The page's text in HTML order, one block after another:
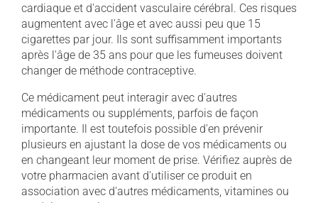
cardiaque et d'accident vasculaire cérébral. Ces risques
augmentent avec l'âge et avec aussi peu que 15
cigarettes par jour. Ils sont suffisamment importants
après l'âge de 35 ans pour que les fumeuses doivent
changer de méthode contraceptive.
Ce médicament peut interagir avec d'autres
médicaments ou suppléments, parfois de façon
importante. Il est toutefois possible d'en prévenir
plusieurs en ajustant la dose de vos médicaments ou
en changeant leur moment de prise. Vérifiez auprès de
votre pharmacien avant d'utiliser ce produit en
association avec d'autres médicaments, vitamines ou